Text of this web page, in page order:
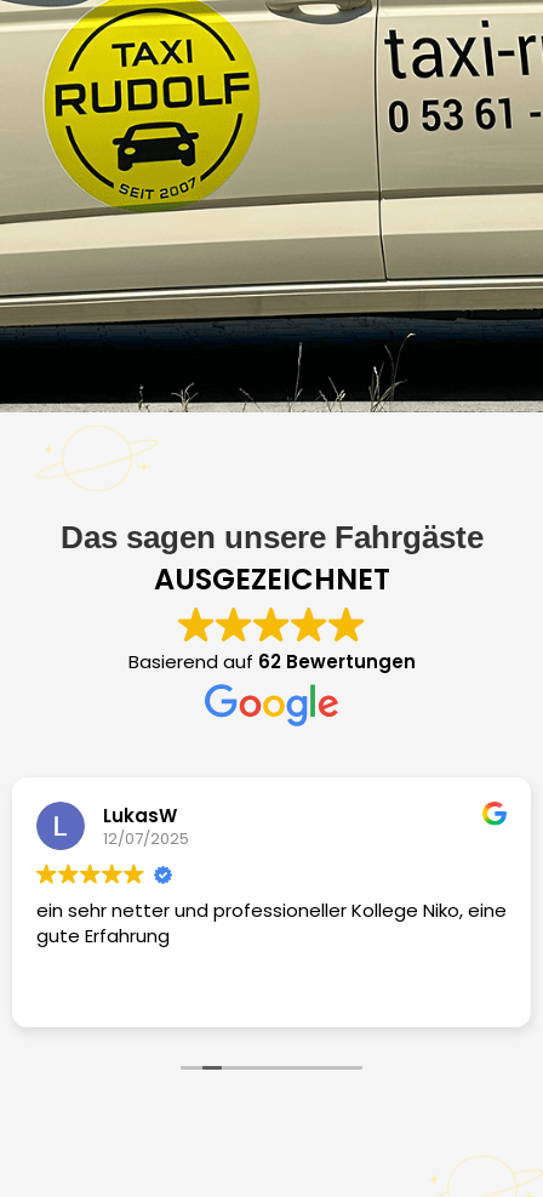
Das sagen unsere Fahrgäste
AUSGEZEICHNET
Basierend auf 62 Bewertungen
LukasW
12/07/2025
ein sehr netter und professioneller Kollege Niko, eine
gute Erfahrung